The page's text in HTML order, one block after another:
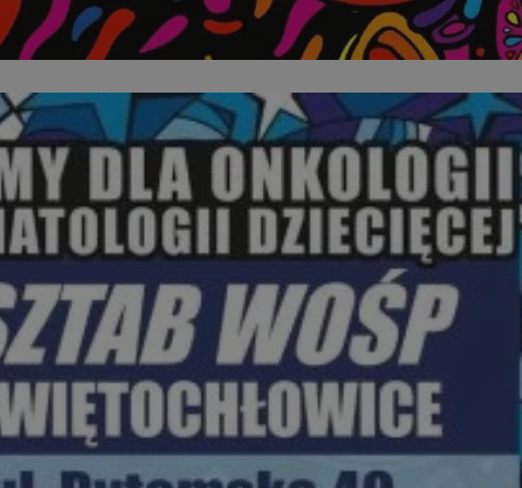
sesji.
sesji.
usługę Cookie-
dotyczących
Jest to konieczne,
działał poprawnie.
o zgodzie
dotyczących
z witryny. Rejestruje
i ustawień
w kolejnych
nie musi ponownie
co zwiększa wygodę i
danych.
OpenX dla
określone
skuteczności,
plik cookie
cookie Microsoft MSN,
działanie tej
Opis